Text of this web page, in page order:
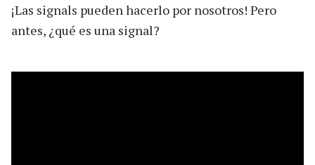
¡Las signals pueden hacerlo por nosotros! Pero
antes, ¿qué es una signal?